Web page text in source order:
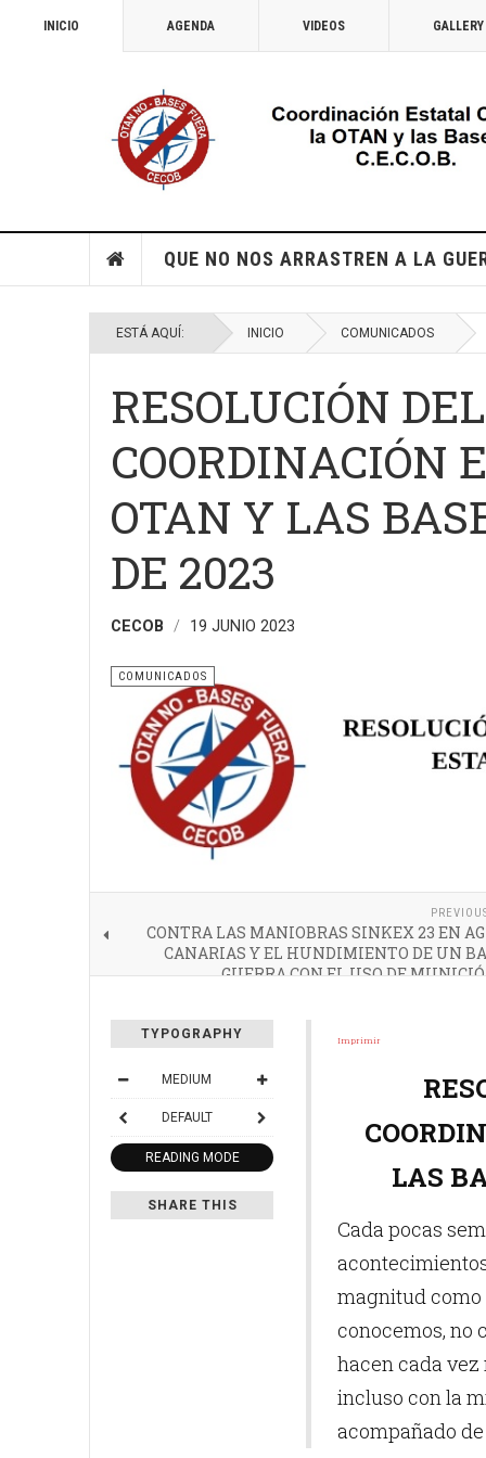
INICIO AGENDA VIDEOS GALLERY
QUE NO NOS ARRASTREN A LA
ESTÁ AQUÍ: INICIO COMUNICADOS
RESOLUCIÓN
COORDINACIÓN
OTAN Y LAS
DE 2023
CECOB 19 JUNIO 2023
COMUNICADOS
CONTRA LAS MANIOBRAS SINKEX 23 EN
CANARIAS Y EL HUNDIMIENTO DE UN
GUERRA CON EL USO DE
TYPOGRAPHY
MEDIUM
DEFAULT
READING MODE
SHARE THIS
Imprimir
LAS
Cada pocas
magnitud como
conocemos, no
hacen cada
incluso con la
acompañado